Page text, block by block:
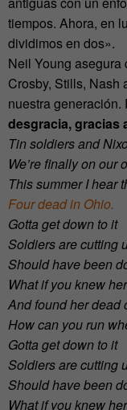
tiempos. Ahora, en
dividimos en dos».
Neil Young asegura
Crosby, Stills, Nash
nuestra generación.
desgracia, gracias
Tin soldiers and
We’re finally on our
This summer I hear
Four dead in Ohio.
Gotta get down to it
Soldiers are cutting
Should have been
What if you knew her
And found her dead
How can you run
Gotta get down to it
Soldiers are cutting
Should have been
What if you knew her